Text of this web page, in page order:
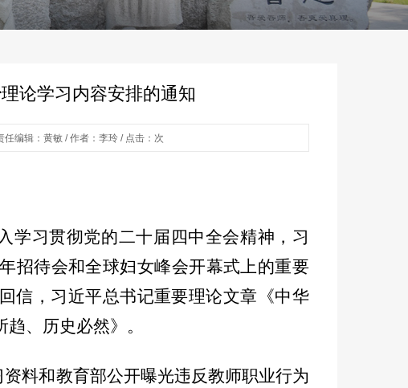
论学习内容安排的通知
编辑：黄敏 / 作者：李玲 / 点击： 次
学习贯彻党的二十届四中全会精神，习
招待会和全球妇女峰会开幕式上的重要
信，习近平总书记重要理论文章《中华
、历史必然》。
料和教育部公开曝光违反教师职业行为